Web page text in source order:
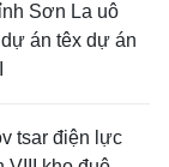
Sơn La uô
án têx dự án
tsar điện lực